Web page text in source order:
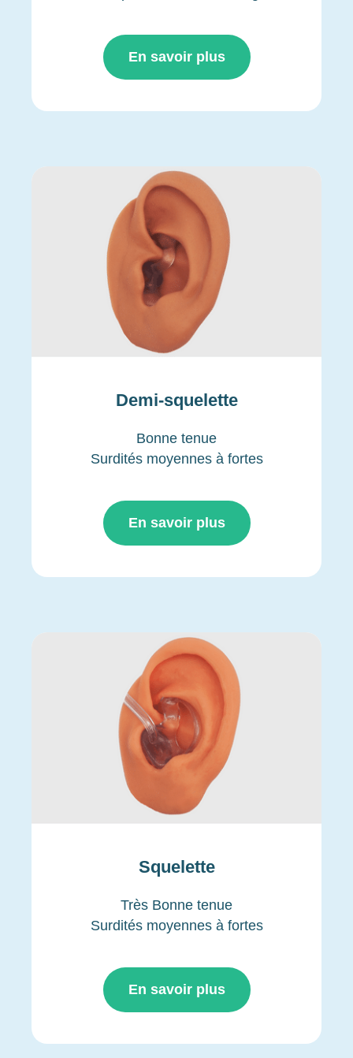
En savoir plus
Demi-squelette
Bonne tenue
Surdités moyennes à fortes
En savoir plus
Squelette
Très Bonne tenue
Surdités moyennes à fortes
En savoir plus